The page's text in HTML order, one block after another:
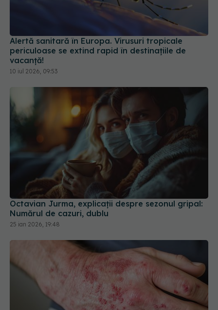
Alertă sanitară în Europa. Virusuri tropicale
periculoase se extind rapid în destinațiile de
vacanță!
10 iul 2026, 09:53
Octavian Jurma, explicații despre sezonul gripal:
Numărul de cazuri, dublu
25 ian 2026, 19:48